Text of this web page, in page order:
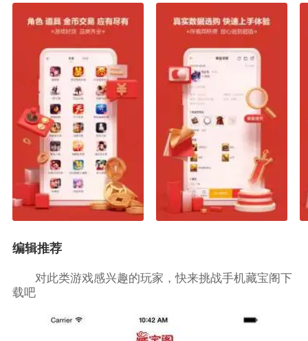
编辑推荐
对此类游戏感兴趣的玩家，快来挑战手机藏宝阁下
载吧